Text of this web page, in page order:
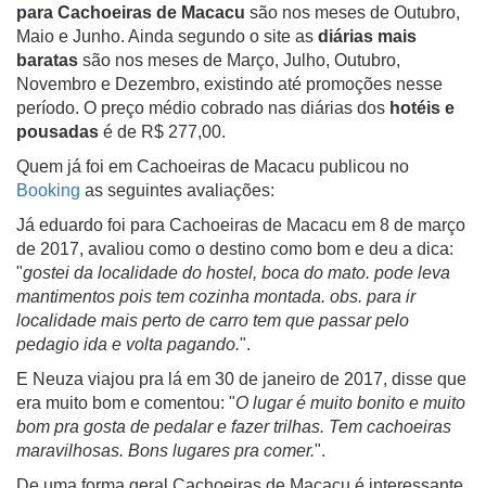
para Cachoeiras de Macacu são nos meses de Outubro,
Maio e Junho. Ainda segundo o site as diárias mais
baratas são nos meses de Março, Julho, Outubro,
Novembro e Dezembro, existindo até promoções nesse
período. O preço médio cobrado nas diárias dos hotéis e
pousadas é de R$ 277,00.
Quem já foi em Cachoeiras de Macacu publicou no
Booking as seguintes avaliações:
Já eduardo foi para Cachoeiras de Macacu em 8 de março
de 2017, avaliou como o destino como bom e deu a dica:
"gostei da localidade do hostel, boca do mato. pode leva
mantimentos pois tem cozinha montada. obs. para ir
localidade mais perto de carro tem que passar pelo
pedagio ida e volta pagando.".
E Neuza viajou pra lá em 30 de janeiro de 2017, disse que
era muito bom e comentou: "O lugar é muito bonito e muito
bom pra gosta de pedalar e fazer trilhas. Tem cachoeiras
maravilhosas. Bons lugares pra comer.".